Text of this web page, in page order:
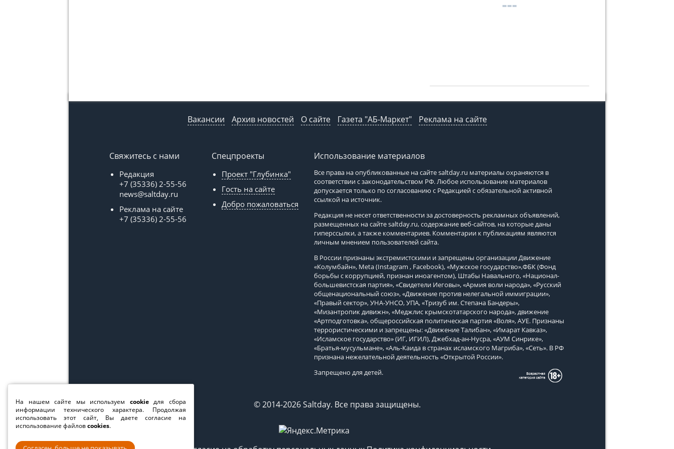
Вакансии Архив новостей О сайте Газета "АБ-Маркет" Реклама на сайте
Свяжитесь с нами
Редакция
+7 (35336) 2-55-56
news@saltday.ru
Реклама на сайте
+7 (35336) 2-55-56
Спецпроекты
Проект "Глубинка"
Гость на сайте
Добро пожаловаться
Использование материалов
Все права на опубликованные на сайтеsaltday.ru материалы охраняются в
соответствии с законодательством РФ. Любое использование материалов
допускается только по согласованию с Редакцией с обязательной активной
ссылкой на источник.
Редакция не несет ответственности за достоверность рекламных объявлений,
размещенных на сайтеsaltday.ru, содержание веб-сайтов, на которые даны
гиперссылки, а также комментариев. Комментарии к публикациям являются
личным мнением пользователей сайта.
В России признаны экстремистскими и запрещены организации Движение
«Колумбайн», Meta (Instagram , Facebook), «Мужское государство»,ФБК (Фонд
борьбы с коррупцией, признан иноагентом), Штабы Навального, «Национал-
большевистская партия», «Свидетели Иеговы», «Армия воли народа», «Русский
общенациональный союз», «Движение против нелегальной иммиграции»,
«Правый сектор», УНА-УНСО, УПА, «Тризуб им. Степана Бандеры»,
«Мизантропик дивижн», «Меджлис крымскотатарского народа», движение
«Артподготовка», общероссийская политическая партия «Воля», АУЕ. Признаны
террористическими и запрещены: «Движение Талибан», «Имарат Кавказ»,
«Исламское государство» (ИГ, ИГИЛ), Джебхад-ан-Нусра, «АУМ Синрике»,
«Братья-мусульмане», «Аль-Каида в странах исламского Магриба», «Сеть». В РФ
признана нежелательной деятельность «Открытой России».
Запрещено для детей.
© 2014-2026 Saltday. Все права защищены.
На нашем сайте мы используем cookieдля сбора
информации технического характера. Продолжая
использовать этот сайт, Вы даете согласие на
использование файловcookies.